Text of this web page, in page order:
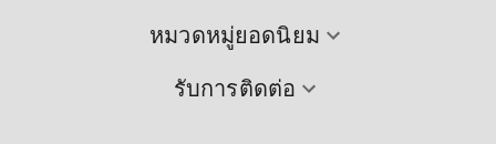
หมวดหมู่ยอดนิยม
รับการติดต่อ